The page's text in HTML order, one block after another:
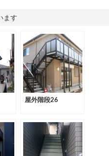
ます
屋外階段26